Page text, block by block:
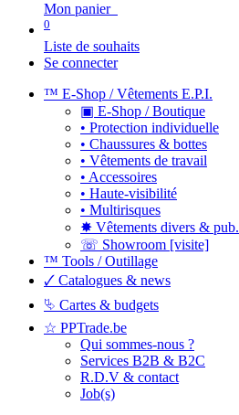
Mon panier
0
Liste de souhaits
Se connecter
™ E-Shop / Vêtements E.P.I.
▣ E-Shop / Boutique
• Protection individuelle
• Chaussures & bottes
• Vêtements de travail
• Accessoires
• Haute-visibilité
• Multirisques
✸ Vêtements divers & pub.
☏ Showroom [visite]
™ Tools / Outillage
🗸 Catalogues & news
⮱ Cartes & budgets
☆ PPTrade.be
Qui sommes-nous ?
Services B2B & B2C
R.D.V & contact
Job(s)